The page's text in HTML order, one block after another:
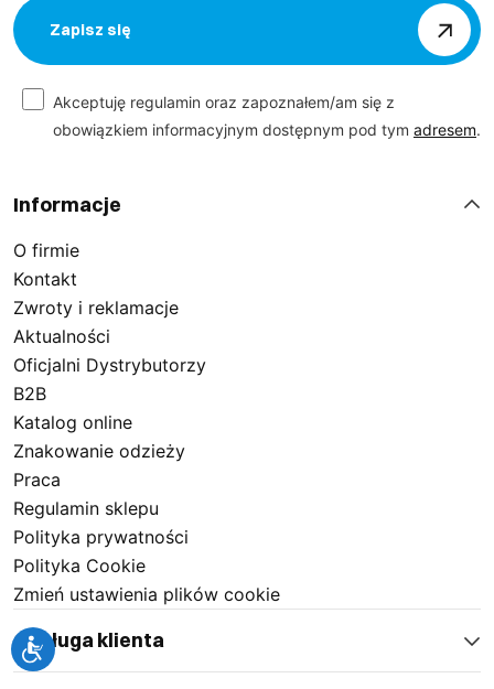
Zapisz się
Akceptuję regulamin oraz zapoznałem/am się z
obowiązkiem informacyjnym dostępnym pod tym adresem.
Informacje
O firmie
Kontakt
Zwroty i reklamacje
Aktualności
Oficjalni Dystrybutorzy
B2B
Katalog online
Znakowanie odzieży
Praca
Regulamin sklepu
Polityka prywatności
Polityka Cookie
Zmień ustawienia plików cookie
Obsługa klienta